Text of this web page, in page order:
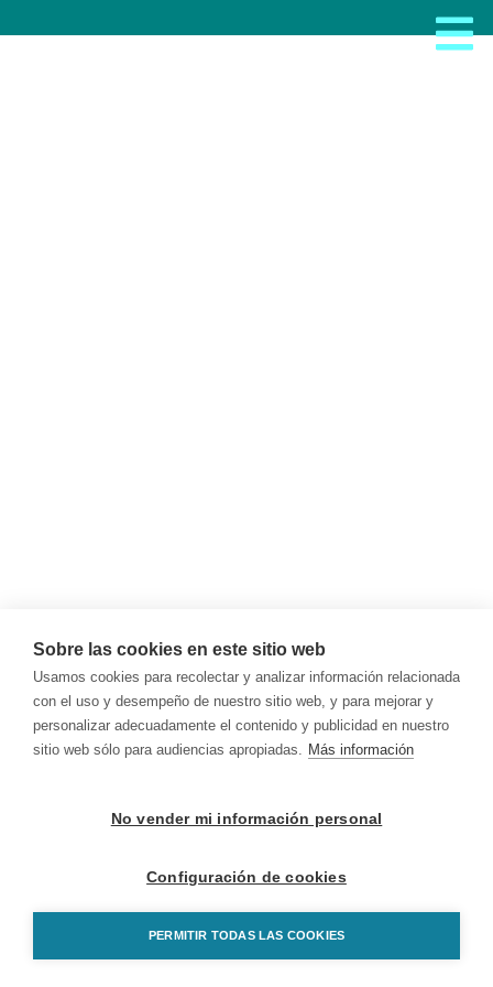
Sobre las cookies en este sitio web
Usamos cookies para recolectar y analizar información relacionada
con el uso y desempeño de nuestro sitio web, y para mejorar y
personalizar adecuadamente el contenido y publicidad en nuestro
sitio web sólo para audiencias apropiadas. Más información
No vender mi información personal
Configuración de cookies
PERMITIR TODAS LAS COOKIES